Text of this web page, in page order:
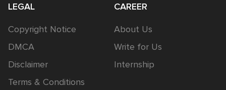
LEGAL
Copyright Notice
DMCA
Disclaimer
Terms & Conditions
CAREER
About Us
Write for Us
Internship